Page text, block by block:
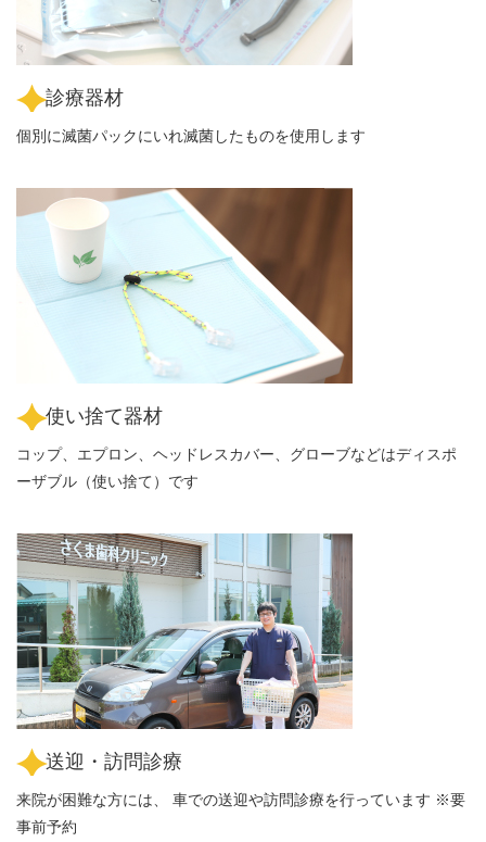
診療器材
個別に滅菌パックにいれ滅菌したものを使用します
使い捨て器材
コップ、エプロン、ヘッドレスカバー、グローブなどはディスポ
ーザブル（使い捨て）です
送迎・訪問診療
来院が困難な方には、 車での送迎や訪問診療を行っています ※要
事前予約